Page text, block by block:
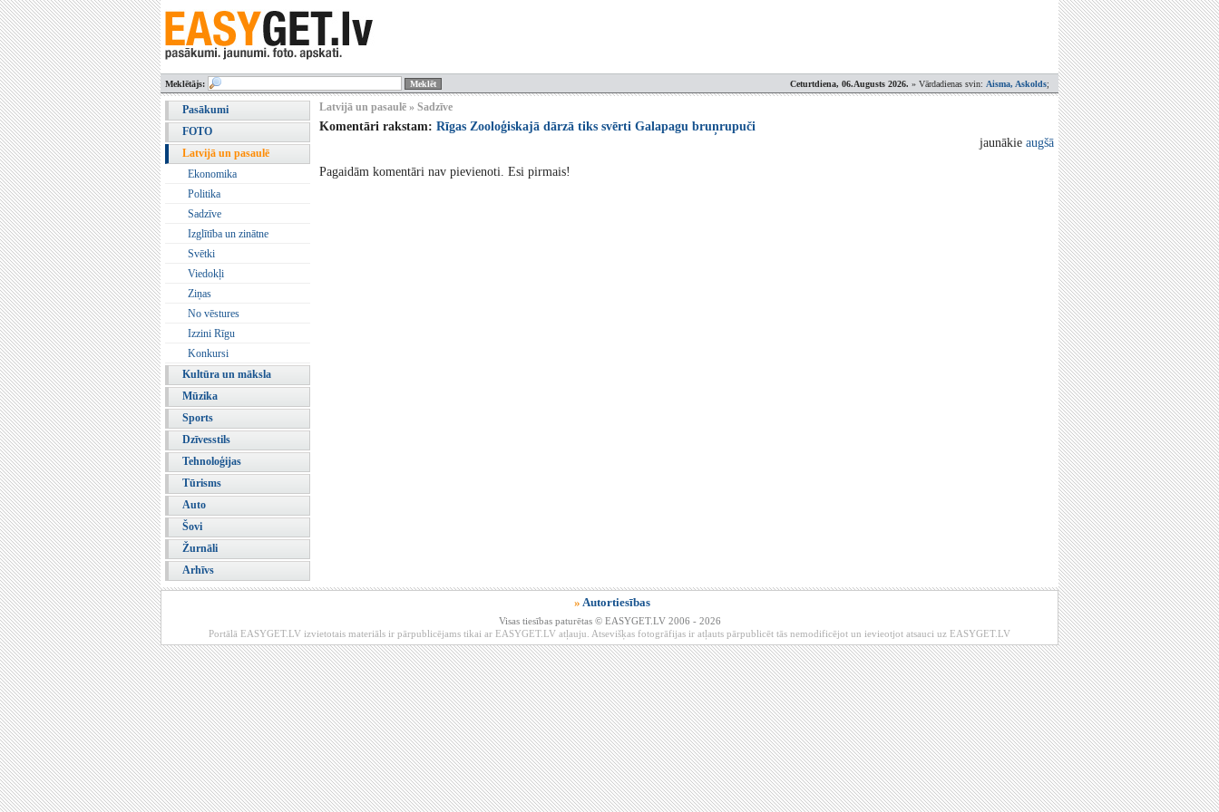
Ceturtdiena, 06.Augusts 2026. » Vārdadienas svin: Aisma, Askolds;
Meklētājs:
Pasākumi
FOTO
Latvijā un pasaulē
Ekonomika
Politika
Sadzīve
Izglītība un zinātne
Svētki
Viedokļi
Ziņas
No vēstures
Izzini Rīgu
Konkursi
Kultūra un māksla
Mūzika
Sports
Dzīvesstils
Tehnoloģijas
Tūrisms
Auto
Šovi
Žurnāli
Arhīvs
Latvijā un pasaulē » Sadzīve
Komentāri rakstam: Rīgas Zooloģiskajā dārzā tiks svērti Galapagu bruņrupuči
jaunākie augšā
Pagaidām komentāri nav pievienoti. Esi pirmais!
» Autortiesības
Visas tiesības paturētas © EASYGET.LV 2006 - 2026
Portālā EASYGET.LV izvietotais materiāls ir pārpublicējams tikai ar EASYGET.LV atļauju. Atsevišķas fotogrāfijas ir atļauts pārpublicēt tās nemodificējot un ievieotjot atsauci uz EASYGET.LV